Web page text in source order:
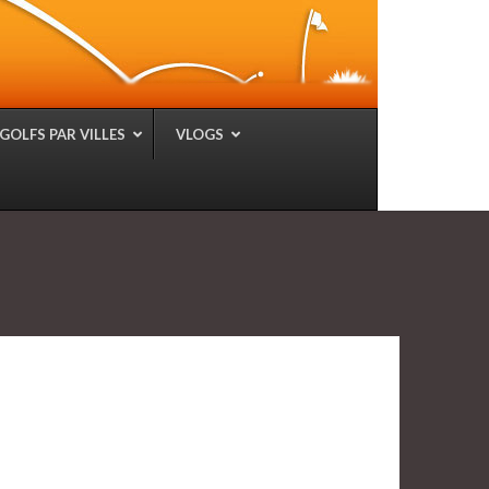
GOLFS PAR VILLES VLOGS